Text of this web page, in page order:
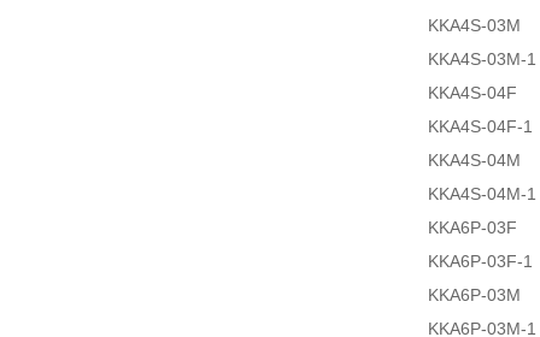
KKA4S-03M
KKA4S-03M-1
KKA4S-04F
KKA4S-04F-1
KKA4S-04M
KKA4S-04M-1
KKA6P-03F
KKA6P-03F-1
KKA6P-03M
KKA6P-03M-1